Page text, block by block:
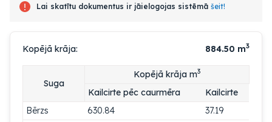
Lai skatītu dokumentus ir jāielogojas sistēmā šeit!
Kopējā krāja: 884.50 m3
Suga
Kopējā krāja m3
Kailcirte pēc caurmēra
Kailcirte
Bērzs
630.84
37.19